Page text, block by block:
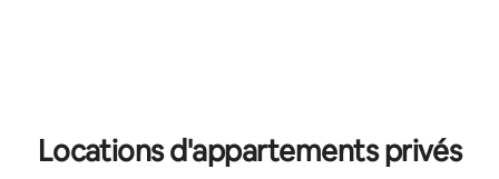
Locations d'appartements privés